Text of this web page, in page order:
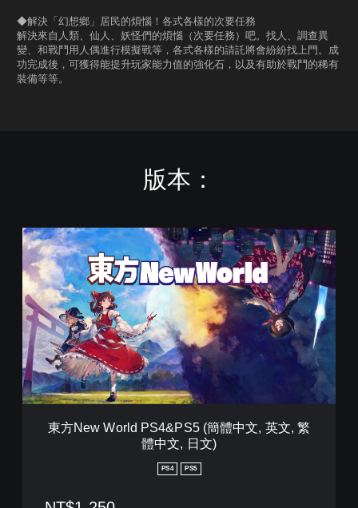
◆解決「幻想鄉」居民的煩惱！各式各樣的次要任務
解決來自人類、仙人、妖怪們的煩惱（次要任務）吧。找人、調查異
變、和戰鬥用人偶進行模擬戰等，各式各樣的請託將會紛紛找上門。成
功完成後，可獲得能提升玩家能力值的強化石，以及有助於戰鬥的稀有
裝備等等。
版本：
東
方
e
w
W
l
d
P
S
東方New World PS4&PS5 (簡體中文, 英文, 繁
體中文, 日文)
PS4 PS5